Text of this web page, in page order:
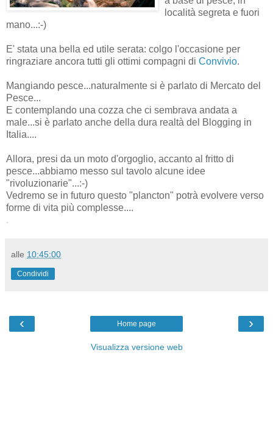
località segreta e fuori
mano...:-)
E' stata una bella ed utile serata: colgo l'occasione per
ringraziare ancora tutti gli ottimi compagni di Convivio.
Mangiando pesce...naturalmente si è parlato di Mercato del
Pesce...
E contemplando una cozza che ci sembrava andata a
male...si è parlato anche della dura realtà del Blogging in
Italia....
Allora, presi da un moto d'orgoglio, accanto al fritto di
pesce...abbiamo messo sul tavolo alcune idee
"rivoluzionarie"...:-)
Vedremo se in futuro questo "plancton" potrà evolvere verso
forme di vita più complesse....
.
alle 10:45:00
Condividi
‹ ›
Home page
Visualizza versione web